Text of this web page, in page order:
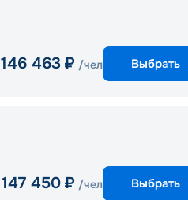
146 463 ₽ /чел Выбрать
147 450 ₽ /чел Выбрать